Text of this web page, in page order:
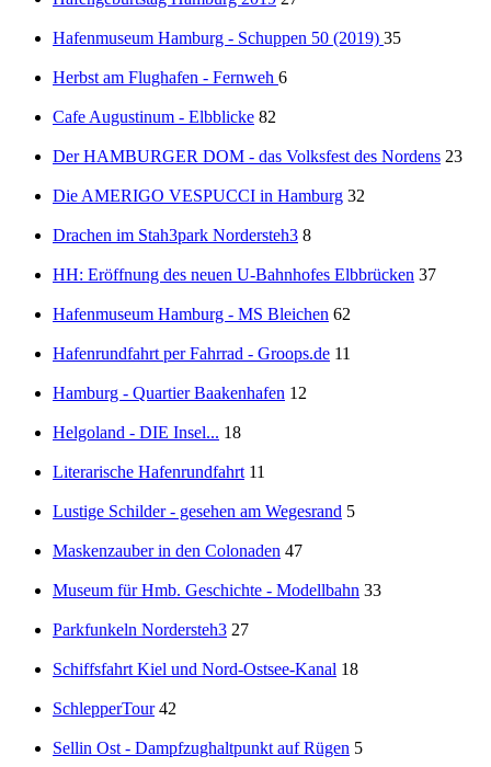
Hafenmuseum Hamburg - Schuppen 50 (2019) 35
Herbst am Flughafen - Fernweh 6
Cafe Augustinum - Elbblicke 82
Der HAMBURGER DOM - das Volksfest des Nordens 23
Die AMERIGO VESPUCCI in Hamburg 32
Drachen im Stah3park Nordersteh3 8
HH: Eröffnung des neuen U-Bahnhofes Elbbrücken 37
Hafenmuseum Hamburg - MS Bleichen 62
Hafenrundfahrt per Fahrrad - Groops.de 11
Hamburg - Quartier Baakenhafen 12
Helgoland - DIE Insel... 18
Literarische Hafenrundfahrt 11
Lustige Schilder - gesehen am Wegesrand 5
Maskenzauber in den Colonaden 47
Museum für Hmb. Geschichte - Modellbahn 33
Parkfunkeln Nordersteh3 27
Schiffsfahrt Kiel und Nord-Ostsee-Kanal 18
SchlepperTour 42
Sellin Ost - Dampfzughaltpunkt auf Rügen 5